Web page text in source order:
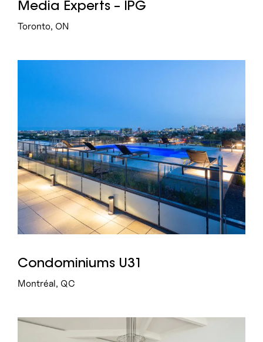
Media Experts – IPG
Toronto, ON
Condominiums U31
Montréal, QC